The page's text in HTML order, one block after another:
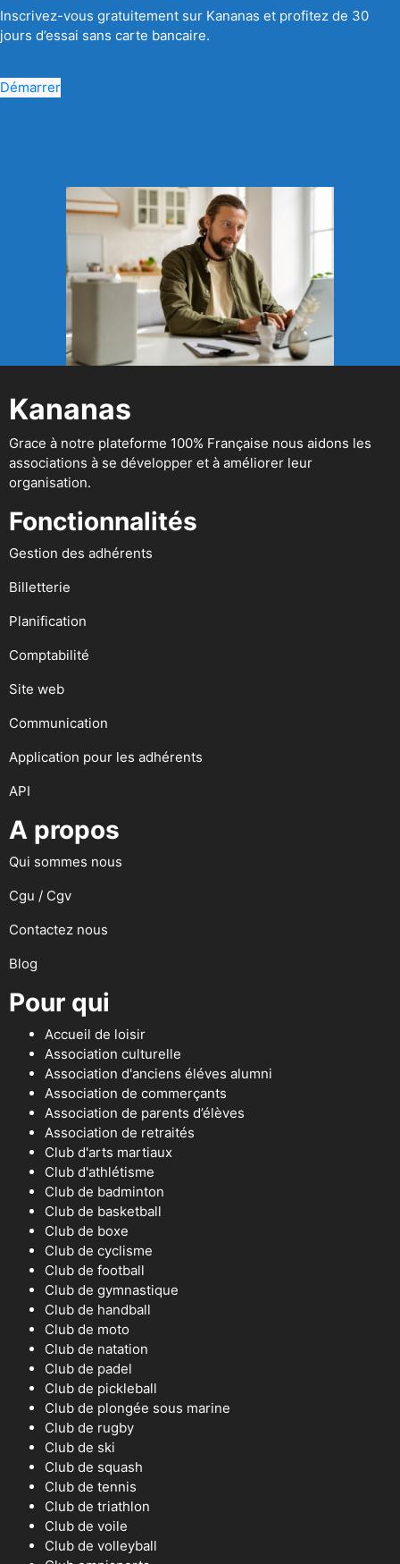
Inscrivez-vous gratuitement sur Kananas et profitez de 30
jours d’essai sans carte bancaire.
Démarrer
Kananas
Grace à notre plateforme 100% Française nous aidons les
associations à se développer et à améliorer leur
organisation.
Fonctionnalités
Gestion des adhérents
Billetterie
Planification
Comptabilité
Site web
Communication
Application pour les adhérents
API
A propos
Qui sommes nous
Cgu / Cgv
Contactez nous
Blog
Pour qui
Accueil de loisir
Association culturelle
Association d'anciens éléves alumni
Association de commerçants
Association de parents d’élèves
Association de retraités
Club d'arts martiaux
Club d'athlétisme
Club de badminton
Club de basketball
Club de boxe
Club de cyclisme
Club de football
Club de gymnastique
Club de handball
Club de moto
Club de natation
Club de padel
Club de pickleball
Club de plongée sous marine
Club de rugby
Club de ski
Club de squash
Club de tennis
Club de triathlon
Club de voile
Club de volleyball